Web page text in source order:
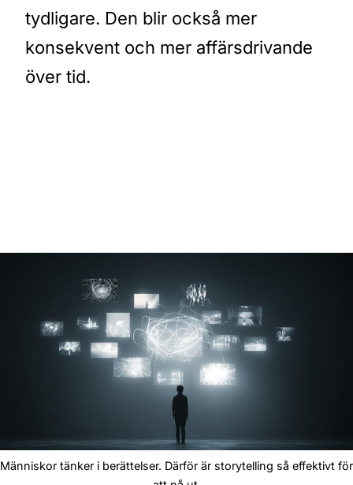
tydligare. Den blir också mer
konsekvent och mer affärsdrivande
över tid.
Människor tänker i berättelser. Därför är storytelling så effektivt för